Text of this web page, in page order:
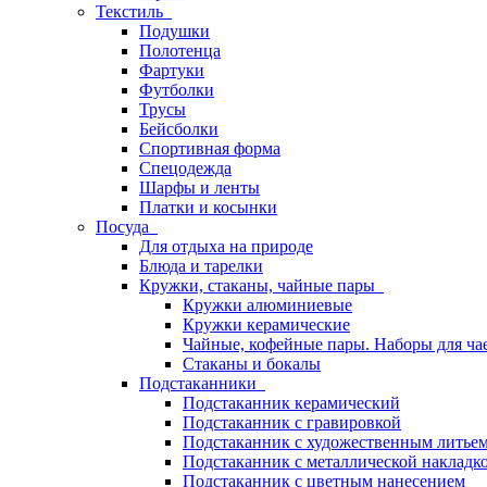
Текстиль
Подушки
Полотенца
Фартуки
Футболки
Трусы
Бейсболки
Спортивная форма
Спецодежда
Шарфы и ленты
Платки и косынки
Посуда
Для отдыха на природе
Блюда и тарелки
Кружки, стаканы, чайные пары
Кружки алюминиевые
Кружки керамические
Чайные, кофейные пары. Наборы для
Стаканы и бокалы
Подстаканники
Подстаканник керамический
Подстаканник c гравировкой
Подстаканник с художественным
Подстаканник с металлической
Подстаканник с цветным нанесением